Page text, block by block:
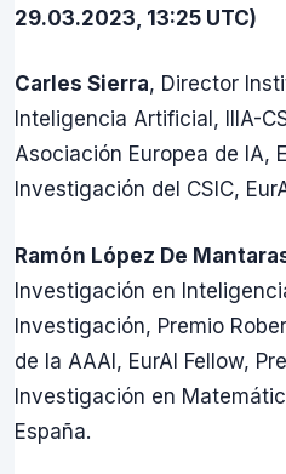
29.03.2023, 13:25 UTC)
Carles Sierra, Director
Inteligencia Artificial, IIIA-
Asociación Europea de IA,
Investigación del CSIC,
Ramón López De
Investigación en
Investigación, Premio
de la AAAI, EurAI Fellow,
Investigación en
España.